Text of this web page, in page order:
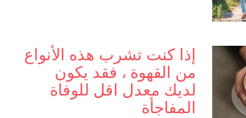
إذا كنت تشرب هذه الأنواع
من القهوة ، فقد يكون
لديك معدل اقل للوفاة
المفاجأة